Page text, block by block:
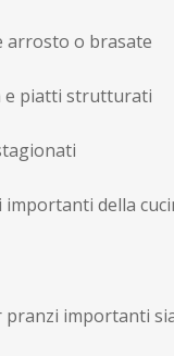
arrosto o brasate
e piatti strutturati
della
pranzi importanti